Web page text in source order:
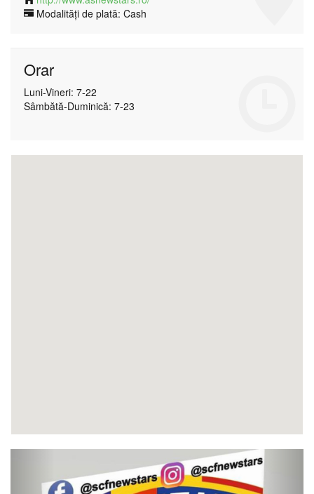
Modalități de plată: Cash
Orar
Luni-Vineri: 7-22
Sâmbătă-Duminică: 7-23